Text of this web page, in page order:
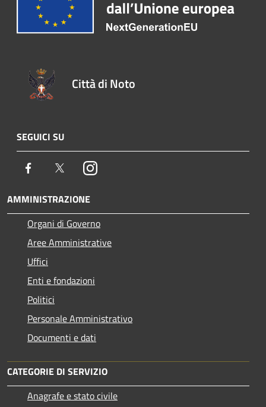
Città di Noto
SEGUICI SU
Facebook TwitterInstagram
AMMINISTRAZIONE
Organi di Governo
Aree Amministrative
Uffici
Enti e fondazioni
Politici
Personale Amministrativo
Documenti e dati
CATEGORIE DI SERVIZIO
Anagrafe e stato civile